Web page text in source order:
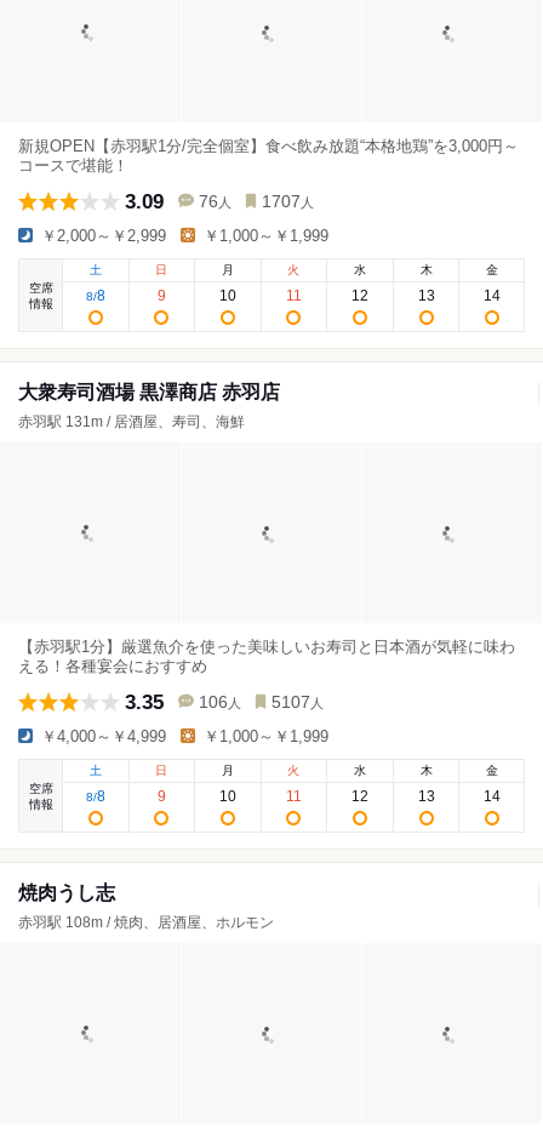
新規OPEN【赤羽駅1分/完全個室】食べ飲み放題“本格地鶏”を3,000円～
コースで堪能！
3.09 76 人 1707 人
￥2,000～￥2,999 ￥1,000～￥1,999
空席
情報
土
8/8
日
9
月
10
火
11
水
12
木
13
金
14
大衆寿司酒場 黒澤商店 赤羽店
赤羽駅 131m / 居酒屋、寿司、海鮮
【赤羽駅1分】厳選魚介を使った美味しいお寿司と日本酒が気軽に味わ
える！各種宴会におすすめ
3.35 106 人 5107 人
￥4,000～￥4,999 ￥1,000～￥1,999
空席
情報
土
8/8
日
9
月
10
火
11
水
12
木
13
金
14
焼肉うし志
赤羽駅 108m / 焼肉、居酒屋、ホルモン